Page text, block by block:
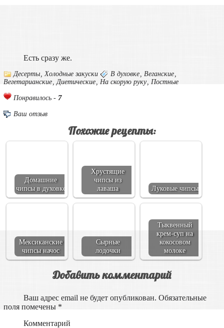
Есть сразу же.
Десерты Холодные закуски В духовке Веганские
Вегетарианские
Диетические На скорую руку, Постные
Понравилось -7
Ваш отзыв
Похожие рецепты:
Домашние
чипсы в духовке
Хрустящие
чипсы из
лаваша
Луковые чипсы
Мексиканские
чипсы начос
Сырные
лодочки
Тыквенный
крем-суп на
кокосовом
молоке
Добавить комментарий
Ваш адрес email не будет опубликован. Обязательные
поля помечены *
Комментарий